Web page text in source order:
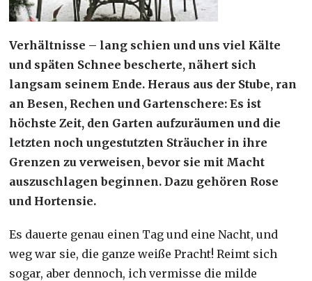
Verhältnisse – lang schien und uns viel Kälte
und späten Schnee bescherte, nähert sich
langsam seinem Ende. Heraus aus der Stube, ran
an Besen, Rechen und Gartenschere: Es ist
höchste Zeit, den Garten aufzuräumen und die
letzten noch ungestutzten Sträucher in ihre
Grenzen zu verweisen, bevor sie mit Macht
auszuschlagen beginnen. Dazu gehören Rose
und Hortensie.
Es dauerte genau einen Tag und eine Nacht, und
weg war sie, die ganze weiße Pracht! Reimt sich
sogar, aber dennoch, ich vermisse die milde